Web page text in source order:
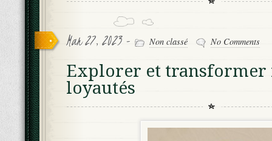
Mar 27, 2023 - Non classé No Comments
Explorer et transformer
loyautés